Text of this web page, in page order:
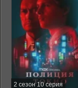
2 сезон 10 серия